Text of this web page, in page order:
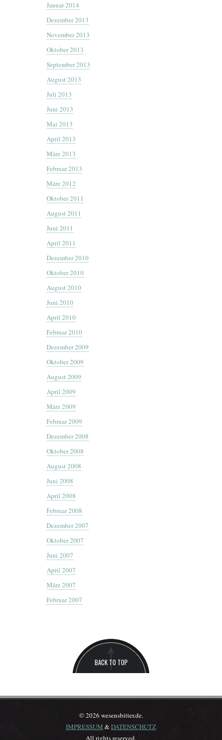
Januar 2014
Dezember 2013
November 2013
Oktober 2013
September 2013
August 2013
Juli 2013
Juni 2013
Mai 2013
April 2013
März 2013
Februar 2013
März 2012
Oktober 2011
August 2011
Juni 2011
April 2011
Dezember 2010
Oktober 2010
August 2010
Juni 2010
April 2010
Februar 2010
Dezember 2009
Oktober 2009
August 2009
April 2009
März 2009
Februar 2009
Dezember 2008
Oktober 2008
August 2008
Juni 2008
April 2008
Februar 2008
Dezember 2007
Oktober 2007
Juni 2007
April 2007
März 2007
Februar 2007
BACK TO TOP
© 2026 wesensbitter.de.
IMPRESSUM&DATENSCHUTZ
All rights reserved.